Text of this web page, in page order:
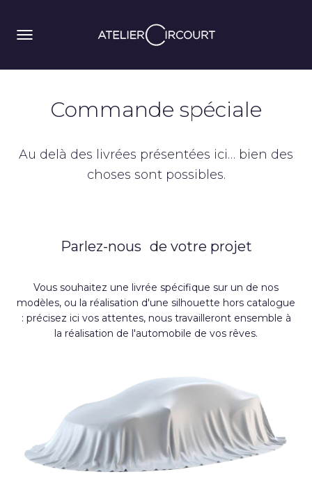
Commande spéciale
Au delà des livrées présentées ici… bien des
choses sont possibles.
Parlez-nous de votre projet
Vous souhaitez une livrée spécifique sur un de nos
modèles, ou la réalisation d'une silhouette hors catalogue
: précisez ici vos attentes, nous travailleront ensemble à
la réalisation de l'automobile de vos rêves.